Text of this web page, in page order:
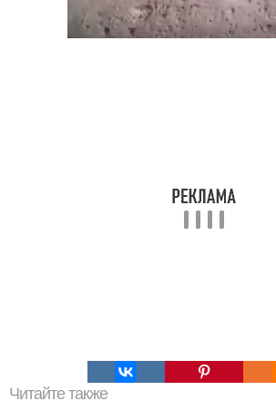
Читайте также